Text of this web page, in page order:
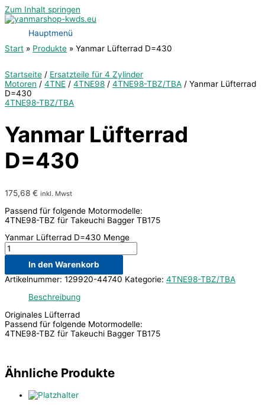
Zum Inhalt springen
Hauptmenü
Start
Produkte Yanmar Lüfterrad D=430
Startseite / Ersatzteile für 4 Zylinder
Motoren / 4TNE / 4TNE98 / 4TNE98-TBZ/TBA / Yanmar Lüfterrad
D=430
4TNE98-TBZ/TBA
Yanmar Lüfterrad
D=430
175,68 € inkl. Mwst
Passend für folgende Motormodelle:
4TNE98-TBZ für Takeuchi Bagger TB175
Yanmar Lüfterrad D=430 Menge
In den Warenkorb
Artikelnummer: 129920-44740 Kategorie: 4TNE98-TBZ/TBA
Beschreibung
Originales Lüfterrad
Passend für folgende Motormodelle:
4TNE98-TBZ für Takeuchi Bagger TB175
Ähnliche Produkte